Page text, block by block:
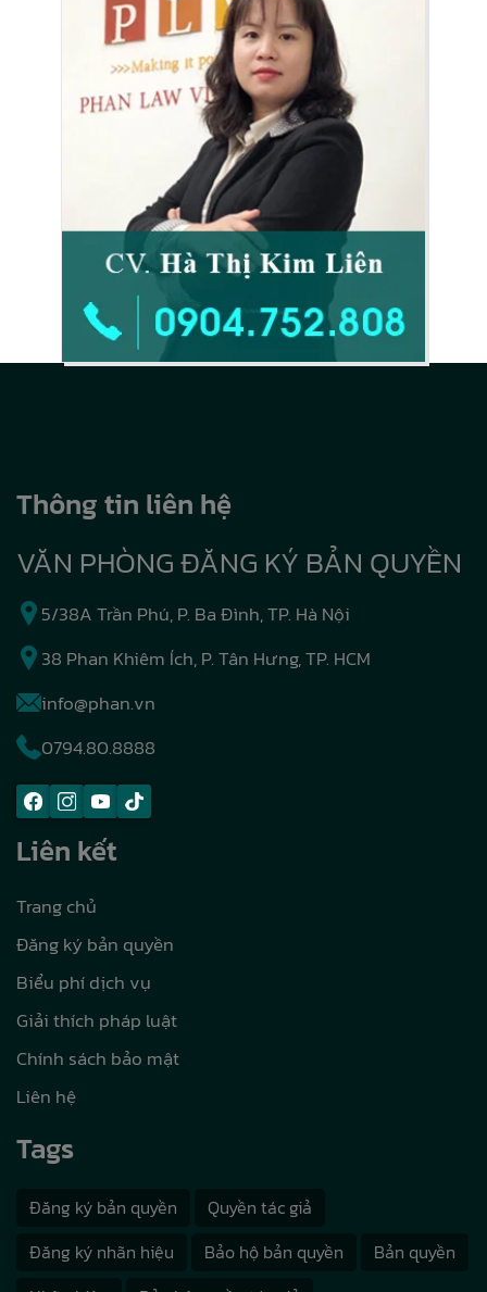
Thông tin liên hệ
VĂN PHÒNG ĐĂNG KÝ BẢN QUYỀN
5/38A Trần Phú, P. Ba Đình, TP. Hà Nội
38 Phan Khiêm Ích, P. Tân Hưng, TP. HCM
info@phan.vn
0794.80.8888
Liên kết
Trang chủ
Đăng ký bản quyền
Biểu phí dịch vụ
Giải thích pháp luật
Chính sách bảo mật
Liên hệ
Tags
Đăng ký bản quyền
Quyền tác giả
Đăng ký nhãn hiệu
Bảo hộ bản quyền
Bản quyền